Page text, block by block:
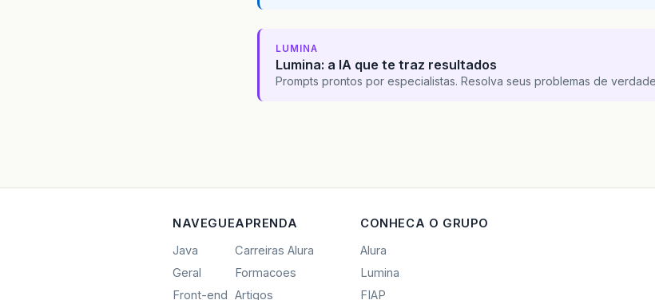
LUMINA
Lumina: a IA que te traz resultados
Prompts prontos por especialistas. Resolva seus problemas de
NAVEGUE
Java
Geral
Front-end
APRENDA
Carreiras Alura
Formacoes
Artigos
CONHECA O GRUPO
Alura
Lumina
FIAP